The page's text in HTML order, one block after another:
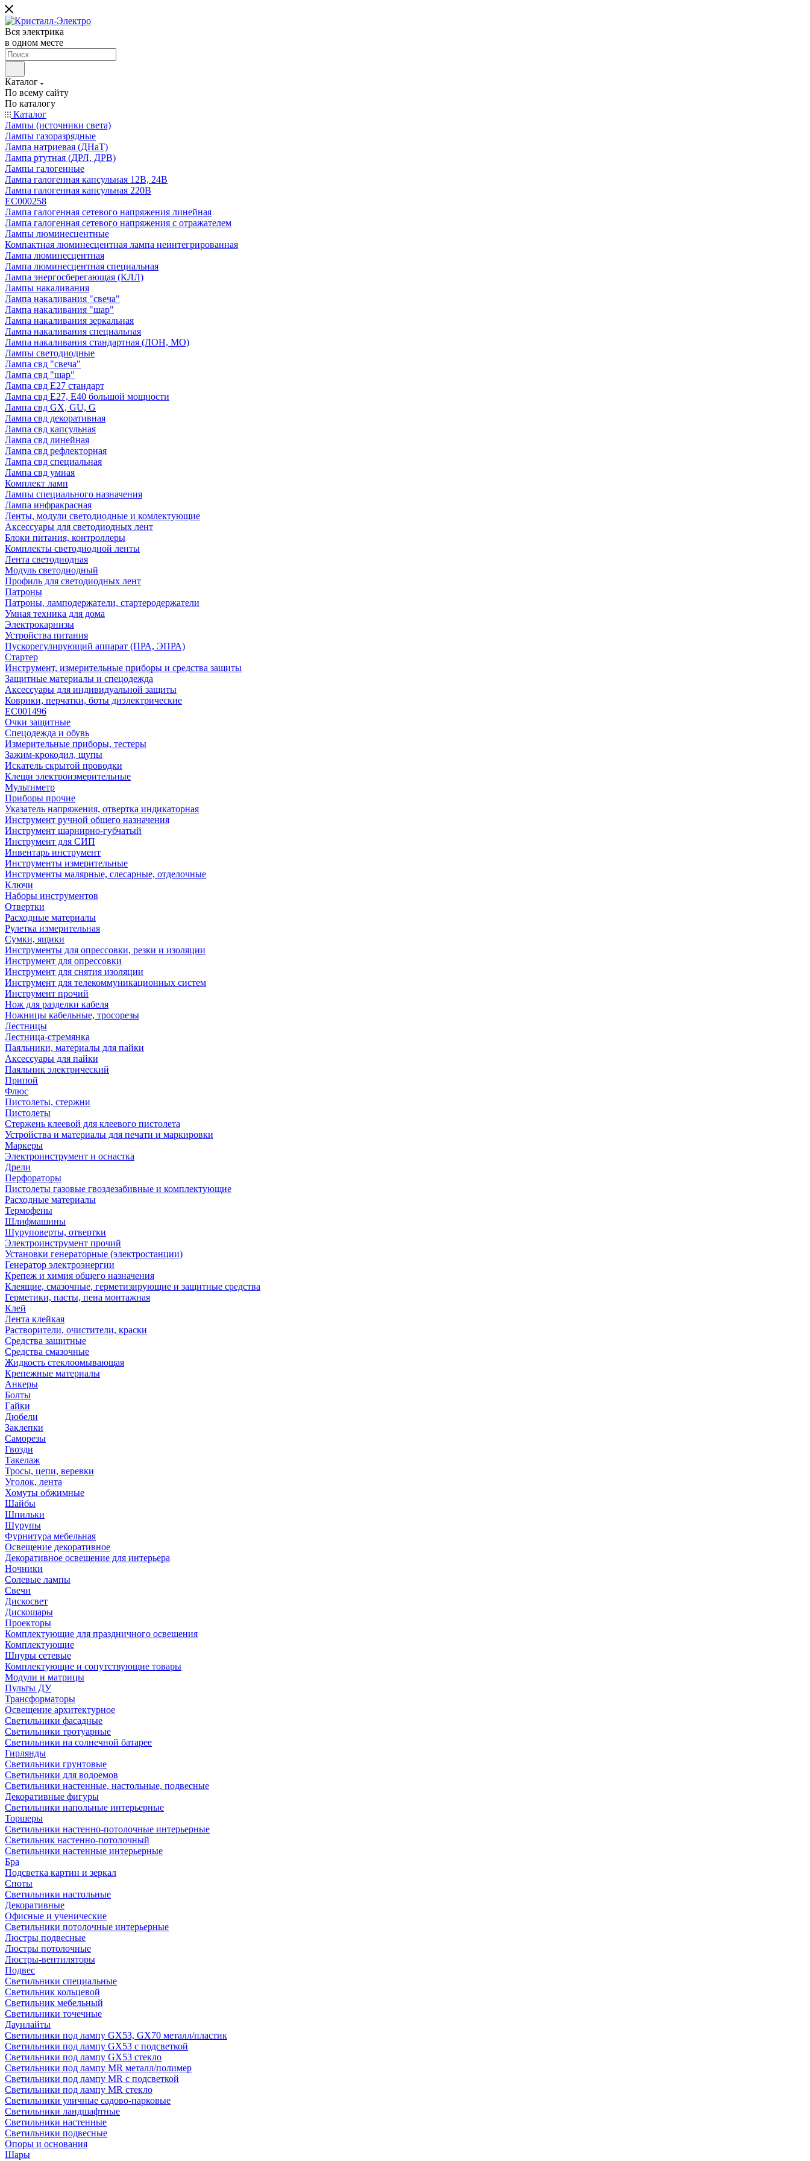
Вся электрика
в одном месте
Каталог
По всему сайту
По каталогу
Каталог
Лампы (источники света)
Лампы газоразрядные
Лампа натриевая (ДНаТ)
Лампа ртутная (ДРЛ, ДРВ)
Лампы галогенные
Лампа галогенная капсульная 12В, 24В
Лампа галогенная капсульная 220В
EC000258
Лампа галогенная сетевого напряжения линейная
Лампа галогенная сетевого напряжения с отражателем
Лампы люминесцентные
Компактная люминесцентная лампа неинтегрированная
Лампа люминесцентная
Лампа люминесцентная специальная
Лампа энергосберегающая (КЛЛ)
Лампы накаливания
Лампа накаливания "свеча"
Лампа накаливания "шар"
Лампа накаливания зеркальная
Лампа накаливания специальная
Лампа накаливания стандартная (ЛОН, МО)
Лампы светодиодные
Лампа свд "свеча"
Лампа свд "шар"
Лампа свд E27 стандарт
Лампа свд E27, Е40 большой мощности
Лампа свд GX, GU, G
Лампа свд декоративная
Лампа свд капсульная
Лампа свд линейная
Лампа свд рефлекторная
Лампа свд специальная
Лампа свд умная
Комплект ламп
Лампы специального назначения
Лампа инфракрасная
Ленты, модули светодиодные и комлектующие
Аксессуары для светодиодных лент
Блоки питания, контроллеры
Комплекты светодиодной ленты
Лента светодиодная
Модуль светодиодный
Профиль для светодиодных лент
Патроны
Патроны, ламподержатели, стартеродержатели
Умная техника для дома
Электрокарнизы
Устройства питания
Пускорегулирующий аппарат (ПРА, ЭПРА)
Стартер
Инструмент, измерительные приборы и средства защиты
Защитные материалы и спецодежда
Аксессуары для индивидуальной защиты
Коврики, перчатки, боты диэлектрические
EC001496
Очки защитные
Спецодежда и обувь
Измерительные приборы, тестеры
Зажим-крокодил, щупы
Искатель скрытой проводки
Клещи электроизмерительные
Мультиметр
Приборы прочие
Указатель напряжения, отвертка индикаторная
Инструмент ручной общего назначения
Инструмент шарнирно-губчатый
Инструмент для СИП
Инвентарь инструмент
Инструменты измерительные
Инструменты малярные, слесарные, отделочные
Ключи
Наборы инструментов
Отвертки
Расходные материалы
Рулетка измерительная
Сумки, ящики
Инструменты для опрессовки, резки и изоляции
Инструмент для опрессовки
Инструмент для снятия изоляции
Инструмент для телекоммуникационных систем
Инструмент прочий
Нож для разделки кабеля
Ножницы кабельные, тросорезы
Лестницы
Лестница-стремянка
Паяльники, материалы для пайки
Аксессуары для пайки
Паяльник электрический
Припой
Флюс
Пистолеты, стержни
Пистолеты
Стержень клеевой для клеевого пистолета
Устройства и материалы для печати и маркировки
Маркеры
Электроинструмент и оснастка
Дрели
Перфораторы
Пистолеты газовые гвоздезабивные и комплектующие
Расходные материалы
Термофены
Шлифмашины
Шуруповерты, отвертки
Электроинструмент прочий
Установки генераторные (электростанции)
Генератор электроэнергии
Крепеж и химия общего назначения
Клеящие, смазочные, герметизирующие и защитные средства
Герметики, пасты, пена монтажная
Клей
Лента клейкая
Растворители, очистители, краски
Средства защитные
Средства смазочные
Жидкость стеклоомывающая
Крепежные материалы
Анкеры
Болты
Гайки
Дюбели
Заклепки
Саморезы
Гвозди
Такелаж
Тросы, цепи, веревки
Уголок, лента
Хомуты обжимные
Шайбы
Шпильки
Шурупы
Фурнитура мебельная
Освещение декоративное
Декоративное освещение для интерьера
Ночники
Солевые лампы
Свечи
Дискосвет
Дискошары
Проекторы
Комплектующие для праздничного освещения
Комплектующие
Шнуры сетевые
Комплектующие и сопутствующие товары
Модули и матрицы
Пульты ДУ
Трансформаторы
Освещение архитектурное
Светильники фасадные
Светильники тротуарные
Светильники на солнечной батарее
Гирлянды
Светильники грунтовые
Светильники для водоемов
Светильники настенные, настольные, подвесные
Декоративные фигуры
Светильники напольные интерьерные
Торшеры
Светильники настенно-потолочные интерьерные
Светильник настенно-потолочный
Светильники настенные интерьерные
Бра
Подсветка картин и зеркал
Споты
Светильники настольные
Декоративные
Офисные и ученические
Светильники потолочные интерьерные
Люстры подвесные
Люстры потолочные
Люстры-вентиляторы
Подвес
Светильники специальные
Светильник кольцевой
Светильник мебельный
Светильники точечные
Даунлайты
Светильники под лампу GX53, GX70 металл/пластик
Светильники под лампу GX53 с подсветкой
Светильники под лампу GX53 стекло
Светильники под лампу MR металл/полимер
Светильники под лампу MR с подсветкой
Светильники под лампу MR стекло
Светильники уличные садово-парковые
Светильники ландшафтные
Светильники настенные
Светильники подвесные
Опоры и основания
Шары